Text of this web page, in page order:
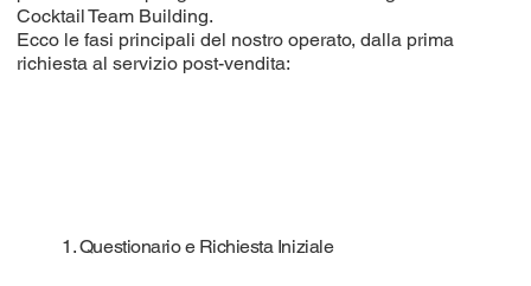
Cocktail Team Building.
Ecco le fasi principali del nostro operato, dalla prima
richiesta al servizio post-vendita:
1. Questionario e Richiesta Iniziale